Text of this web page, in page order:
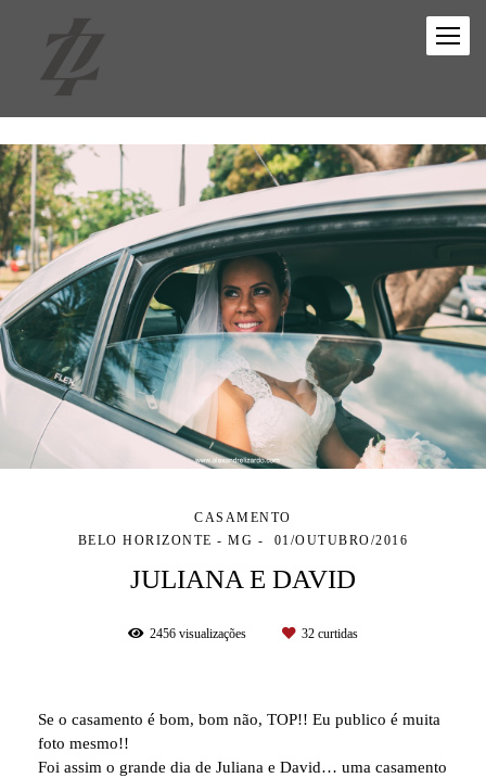
CASAMENTO
BELO HORIZONTE - MG
01/OUTUBRO/2016
JULIANA E DAVID
2456 visualizações 32 curtidas
Se o casamento é bom, bom não, TOP!! Eu publico é muita
foto mesmo!!
Foi assim o grande dia de Juliana e David… uma casamento